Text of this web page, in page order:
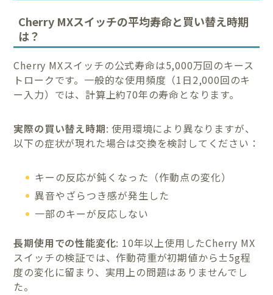
Cherry MXスイッチの平均寿命と買い替え時期
は？
Cherry MXスイッチの公式寿命は5,000万回のキース
トロークです。一般的な使用頻度（1日2,000回のキ
ー入力）では、計算上約70年の寿命となります。
実際の買い替え時期: 使用環境により異なりますが、
以下の症状が現れた場合は交換を検討してください：
キーの反応が鈍くなった（作動点の変化）
異音やざらつき感が発生した
一部のキーが反応しない
長期使用での性能変化: 10年以上使用したCherry MX
スイッチの検証では、作動荷重が初期値から±5g程
度の変化に留まり、実用上の問題はありませんでし
た。